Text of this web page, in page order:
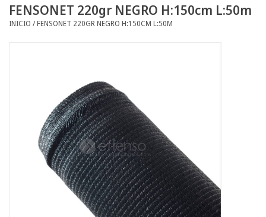
Documentos
FENSONET 220gr NEGRO H:150cm L:50m
INICIO /FENSONET 220GR NEGRO H:150CM L:50M